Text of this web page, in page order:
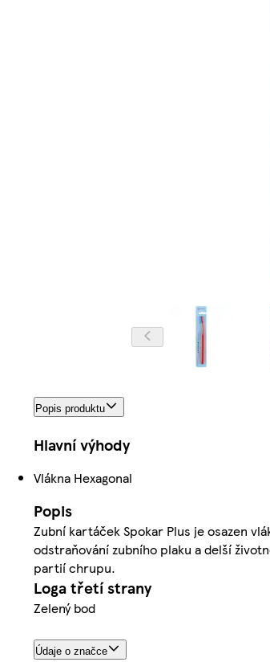
Popis produktu
Hlavní výhody
Vlákna Hexagonal
Popis
Zubní kartáček Spokar Plus je osazen
odstraňování zubního plaku a delší
partií chrupu.
Loga třetí strany
Zelený bod
Údaje o značce